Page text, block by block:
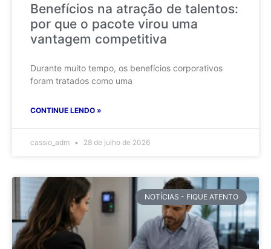
Benefícios na atração de talentos:
por que o pacote virou uma
vantagem competitiva
Durante muito tempo, os benefícios corporativos
foram tratados como uma
CONTINUE LENDO »
cassio_adm 28 de julho de 2026
NOTÍCIAS - FIQUE ATENTO